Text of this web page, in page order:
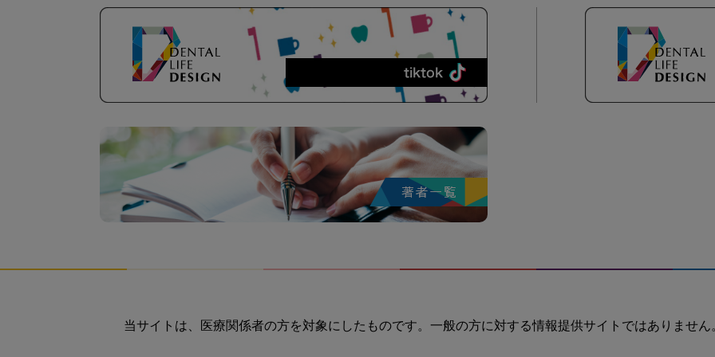
当サイトは、医療関係者の方を対象にしたものです。一般の方に対する情報提供サイトではありません